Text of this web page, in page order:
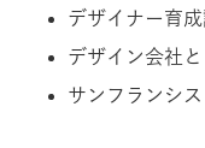
デザイナー育
デザイン会社
サンフランシ